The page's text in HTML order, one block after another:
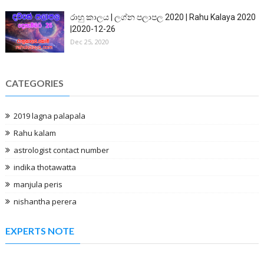
රාහු කාලය | ලග්න පලාපල 2020 | Rahu Kalaya 2020
|2020-12-26
Dec 25, 2020
CATEGORIES
2019 lagna palapala
Rahu kalam
astrologist contact number
indika thotawatta
manjula peris
nishantha perera
EXPERTS NOTE